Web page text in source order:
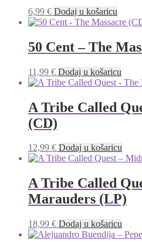
6,99 € Dodaj u košaricu
50 Cent – The
11,99 € Dodaj u košaricu
A Tribe Called
(CD)
12,99 € Dodaj u košaricu
A Tribe Called
Marauders (LP)
18,99 € Dodaj u košaricu